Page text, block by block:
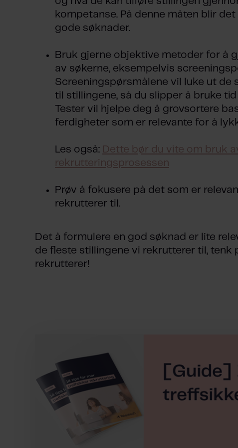
kompetanse. På denne måten blir
gode søknader.
Bruk gjerne objektive metoder for å
av søkerne, eksempelvis
Screeningspørsmålene vil luke ut de
til stillingene, så du slipper å bruke
Tester vil hjelpe deg å grovsortere
ferdigheter som er relevante for å
Les også: Dette bør du vite om bruk
rekrutteringsprosessen
Prøv å fokusere på det som er
rekrutterer til.
Det å formulere en god søknad er lite
de fleste stillingene vi rekrutterer til, tenk
rekrutterer!